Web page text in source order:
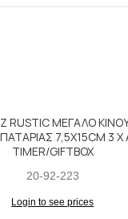
RUSTIC ΜΕΓΑΛΟ
7,5X15CM 3 X
TIMER/GIFTBOX
20-92-223
Login to see prices